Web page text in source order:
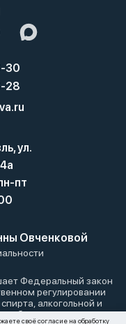
30
28
ул.
пт
Овченковой
Федеральный закон
регулировании
алкогольной и
об ограничении
своё согласие на обработку